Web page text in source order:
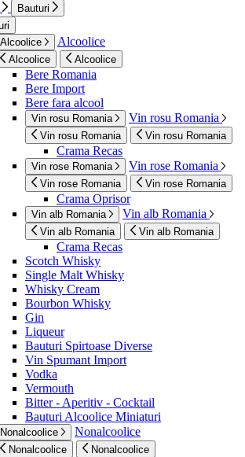
Bauturi
Alcoolice
Alcoolice
Alcoolice Alcoolice
Bere Romania
Bere Import
Bere fara alcool
Vin rosu Romania Vin rosu Romania
Vin rosu Romania Vin rosu Romania
Crama Recas
Vin rose Romania Vin rose Romania
Vin rose Romania Vin rose Romania
Crama Oprisor
Vin alb Romania Vin alb Romania
Vin alb Romania Vin alb Romania
Crama Recas
Scotch Whisky
Single Malt Whisky
Whisky Cream
Bourbon Whisky
Gin
Liqueur
Bauturi Spirtoase Diverse
Vin Spumant Import
Vodka
Vermouth
Bitter - Aperitiv - Cocktail
Bauturi Alcoolice Miniaturi
Nonalcoolice Nonalcoolice
Nonalcoolice Nonalcoolice